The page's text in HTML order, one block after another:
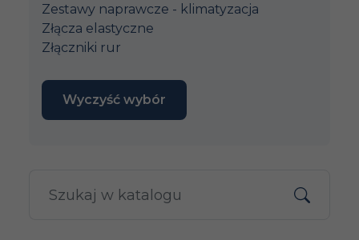
Zestawy naprawcze - klimatyzacja
Złącza elastyczne
Złączniki rur
Wyczyść wybór